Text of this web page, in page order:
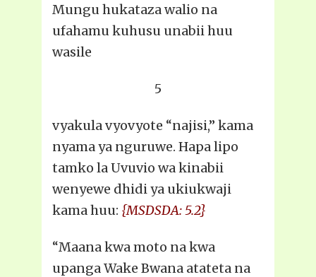
Mungu hukataza walio na
ufahamu kuhusu unabii huu
wasile
5
vyakula vyovyote “najisi,” kama
nyama ya nguruwe. Hapa lipo
tamko la Uvuvio wa kinabii
wenyewe dhidi ya ukiukwaji
kama huu: {MSDSDA: 5.2}
“Maana kwa moto na kwa
upanga Wake Bwana atateta na